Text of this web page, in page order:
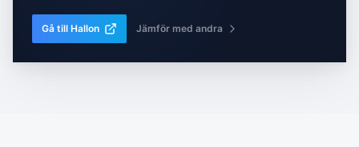
Gå till Hallon Jämför med andra